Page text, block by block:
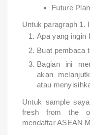
Future Plan
Untuk paragraph 1.
Apa yang ingin
Buat pembaca
Bagian ini
akan
atau
Untuk sample
fresh from the
mendaftar ASEAN